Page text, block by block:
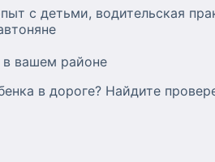
с детьми, водительская
вашем районе
в дороге? Найдите